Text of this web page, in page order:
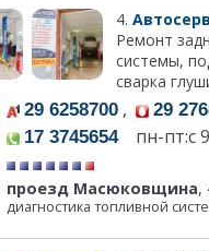
4.
Ремонт
системы,
сварка
29 6258700 , 29
17 3745654пн-пт:c
проезд Масюковщина,
диагностика топливной